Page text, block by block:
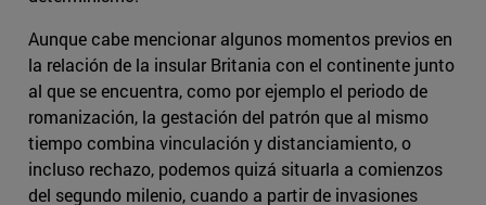
Aunque cabe mencionar algunos momentos previos en
la relación de la insular Britania con el continente junto
al que se encuentra, como por ejemplo el periodo de
romanización, la gestación del patrón que al mismo
tiempo combina vinculación y distanciamiento, o
incluso rechazo, podemos quizá situarla a comienzos
del segundo milenio, cuando a partir de invasiones